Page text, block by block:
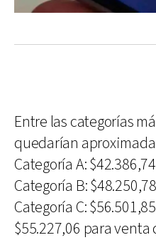
Entre las categorías
quedarían
Categoría A:
Categoría B:
Categoría C:
$55.227,06 para venta